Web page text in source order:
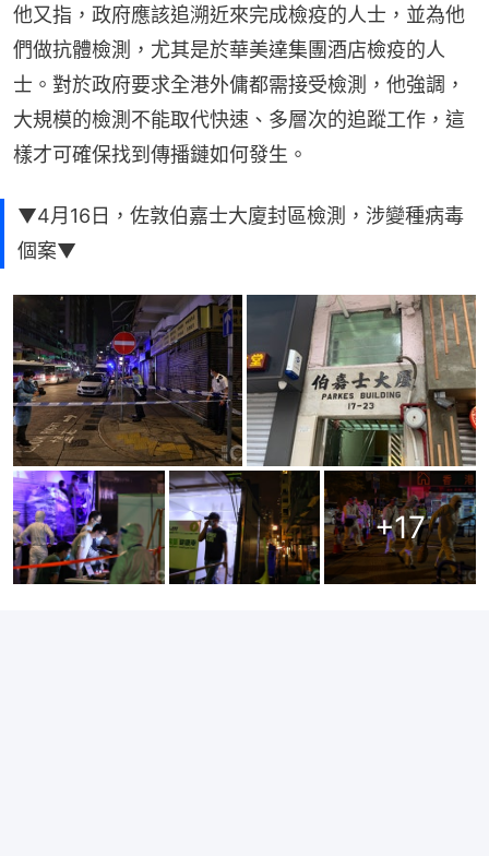
他又指，政府應該追溯近來完成檢疫的人士，並為他
們做抗體檢測，尤其是於華美達集團酒店檢疫的人
士。對於政府要求全港外傭都需接受檢測，他強調，
大規模的檢測不能取代快速、多層次的追蹤工作，這
樣才可確保找到傳播鏈如何發生。
▼4月16日，佐敦伯嘉士大廈封區檢測，涉變種病毒
個案▼
+17